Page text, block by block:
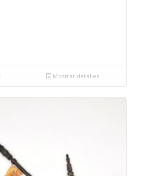
Mostrar detalles